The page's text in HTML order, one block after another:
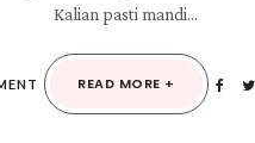
Kalian pasti mandi...
READ MORE +